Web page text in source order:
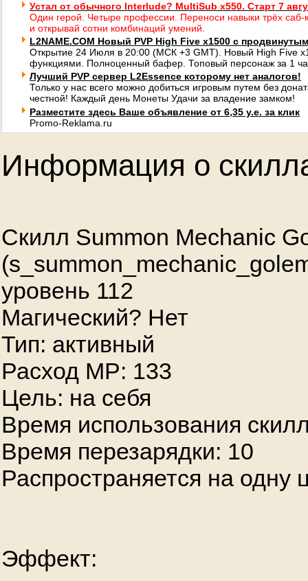
Устал от обычного Interlude? MultiSub x550. Старт 7
Один герой. Четыре профессии. Переноси навыки трёх саб-
и открывай сотни комбинаций умений.
L2NAME.COM Новый PVP High Five x1500 с
Открытие 24 Июля в 20:00 (МСК +3 GMT). Новый High Five
функциями. Полноценный бафер. Топовый персонаж за 1
Лучший PVP сервер L2Essence которому нет аналогов!
Только у нас всего можно добиться игровым путем без
честной! Каждый день Монеты Удачи за владение замком!
Разместите здесь Ваше объявление от 6,35 у.е. за клик
Promo-Reklama.ru
Информация о
Скилл Summon Mechanic
уровень 112
Магический? Нет
Тип: активный
Расход MP: 133
Цель: на себя
Время использования
Время перезарядки: 10
Распространяется на одну
Эффект: